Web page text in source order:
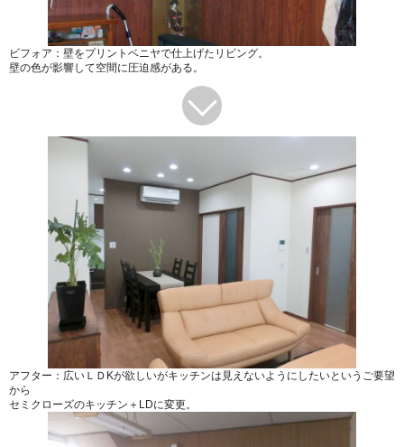
ビフォア：壁をプリントベニヤで仕上げたリビング。
壁の色が影響して空間に圧迫感がある。
アフター：広いＬＤKが欲しいがキッチンは見えないようにしたいというご要望
から
セミクローズのキッチン＋LDに変更。